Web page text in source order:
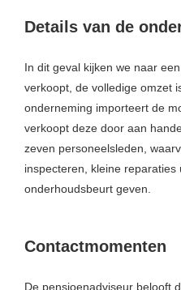
Details van de
In dit geval kijken we naar
verkoopt, de volledige omzet
onderneming importeert de
verkoopt deze door aan
zeven personeelsleden,
inspecteren, kleine
onderhoudsbeurt geven.
Contactmomenten
De pensioenadviseur belooft
Hierdoor
website-
van